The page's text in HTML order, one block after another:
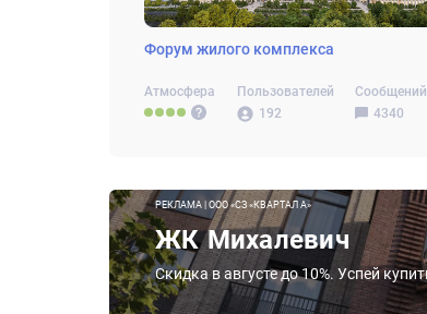
Форум жилого комплекса
Атмосфера
Пользователей
192
Сообщений
4340
РЕКЛАМА | ООО «СЗ «КВАРТАЛ А»
ЖК Михалевич
Скидка в августе до 10%. Успей